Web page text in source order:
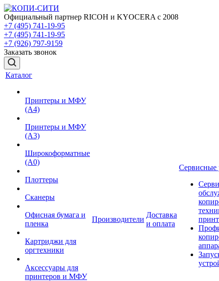
Официальный партнер RICOH и KYOCERA с 2008
+7 (495) 741-19-95
+7 (495) 741-19-95
+7 (926) 797-9159
Заказать звонок
Каталог
Принтеры и МФУ
(А4)
Принтеры и МФУ
(А3)
Широкоформатные
(А0)
Плоттеры
Сканеры
Офисная бумага и
пленка
Картриджи для
оргтехники
Аксессуары для
принтеров и МФУ
Производители
Доставка
и оплата
Сервисные